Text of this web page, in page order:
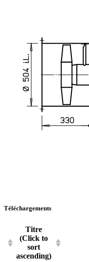
Téléchargements
Titre
(Click to
sort
ascending)